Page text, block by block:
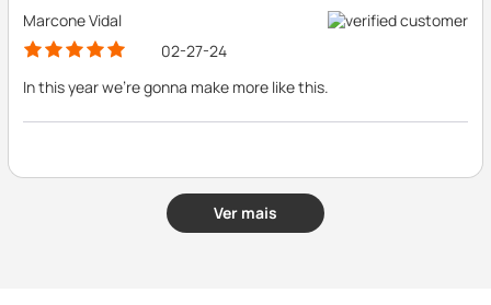
Marcone Vidal
02-27-24
In this year we're gonna make more like this.
Ver mais